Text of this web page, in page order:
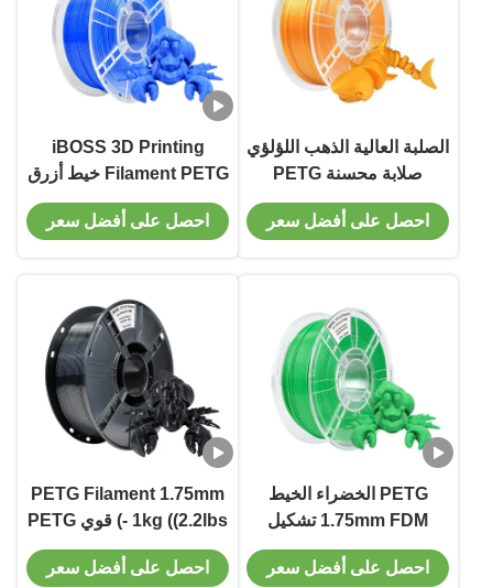
الصلبة العالية الذهب اللؤلؤي
صلابة محسنة PETG
1000g خيط طابعة ثلاثية
الأبعاد
احصل على أفضل سعر
iBOSS 3D Printing
Filament PETG خيط أزرق
داكن 1.75mm تكنولوجيا
تشكيل FDM
احصل على أفضل سعر
PETG الخضراء الخيط
1.75mm FDM تشكيل
تكنولوجيا 3D الطباعة الخيط
احصل على أفضل سعر
PETG Filament 1.75mm
- 1kg ((2.2lbs) قوي PETG
3D Printer
Filament،1.75mm دقة
احصل على أفضل سعر